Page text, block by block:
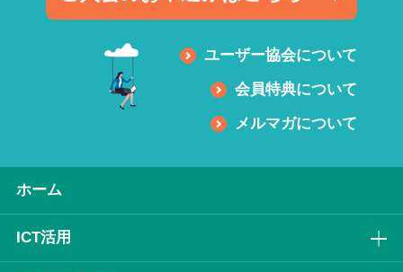
ユーザー協会について
会員特典について
メルマガについて
ホーム
ICT活⽤